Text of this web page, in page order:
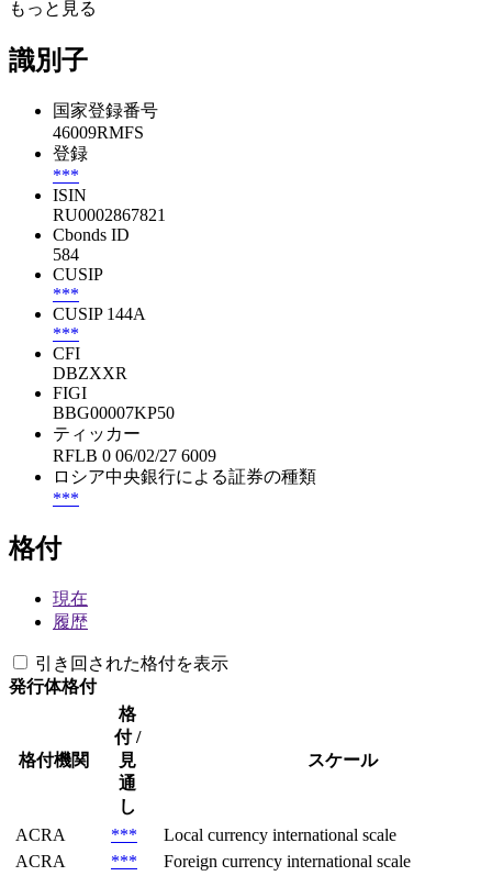
もっと見る
識別子
国家登録番号
46009RMFS
登録
***
ISIN
RU0002867821
Cbonds ID
584
CUSIP
***
CUSIP 144A
***
CFI
DBZXXR
FIGI
BBG00007KP50
ティッカー
RFLB 0 06/02/27 6009
ロシア中央銀行による証券の種類
***
格付
現在
履歴
引き回された格付を表示
発行体格付
格付機関
格
付 /
見
通
し
スケール
ACRA ***
Local currency international scale
ACRA
***
Foreign currency international scale